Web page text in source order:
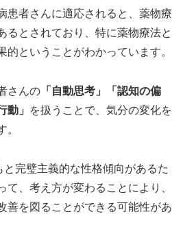
患者さんに適応されると、薬物療
るとされており、特に薬物療法と
的ということがわかっています。
さんの 「自動思考」「認知の偏
動」
を扱うことで、気分の変化を
。
完璧主義的な性格傾向があるた
て、考え方が変わることにより、
善を図ることができる可能性があ